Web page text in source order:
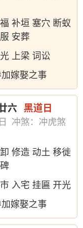
补垣 塞穴 断蚁
安葬
上梁 词讼
嫁娶之事
六 黑道日
冲煞：冲虎煞
修造 动土 移徙
入宅 挂匾 开光
嫁娶之事